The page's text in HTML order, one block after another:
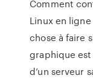
Comment
Linux en
chose à faire
graphique est
d’un serveur